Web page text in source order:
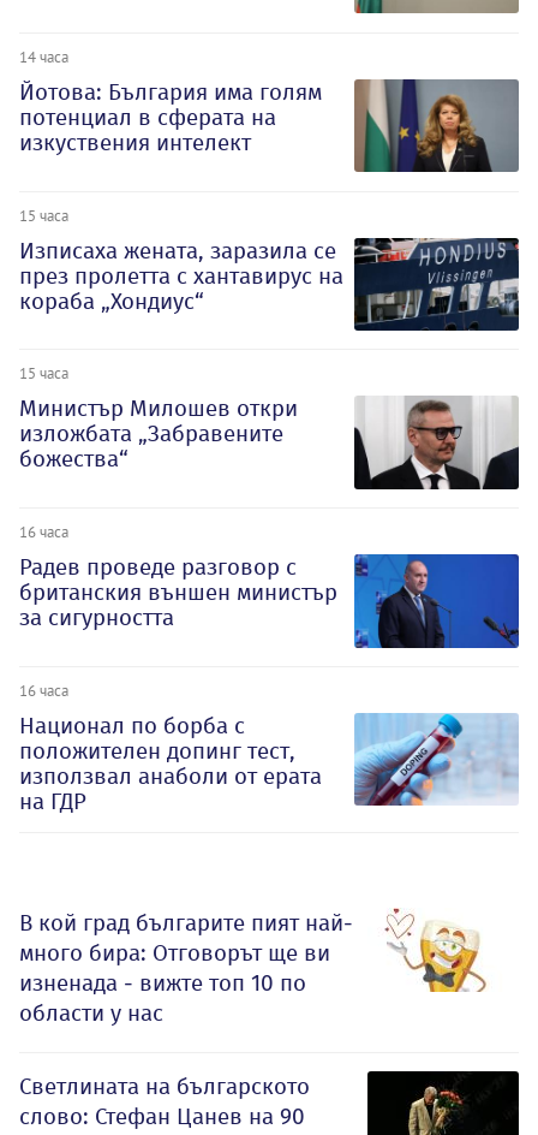
14 часа
Йотова: България има голям
потенциал в сферата на
изкуствения интелект
15 часа
Изписаха жената, заразила се
през пролетта с хантавирус на
кораба „Хондиус“
15 часа
Министър Милошев откри
изложбата „Забравените
божества“
16 часа
Радев проведе разговор с
британския външен министър
за сигурността
16 часа
Национал по борба с
положителен допинг тест,
използвал анаболи от ерата
на ГДР
В кой град българите пият най-
много бира: Отговорът ще ви
изненада - вижте топ 10 по
области у нас
Светлината на българското
слово: Стефан Цанев на 90